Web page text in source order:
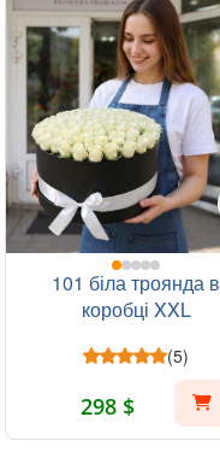
101 біла троянда в
коробці XXL
(5)
298 $